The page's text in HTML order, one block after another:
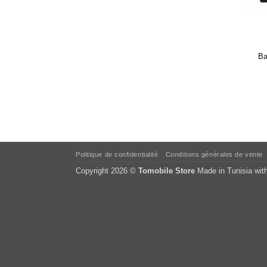
Politique de confidentialité Conditions générales de vente
Copyright 2026 © Tomobile Store Made in Tunisia